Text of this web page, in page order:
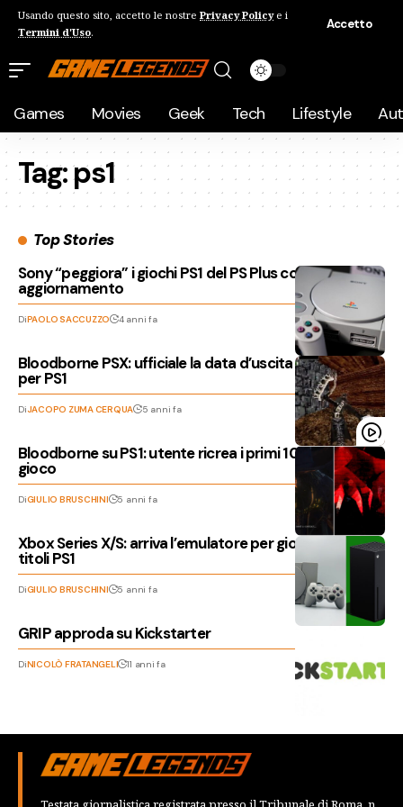
Usando questo sito, accetto le nostre Privacy Policye i
Termini d'Uso.
Accetto
Games Movies Geek Tech Lifestyle
Tag:ps1
Top Stories
Sony “peggiora” i giochi PS1 del PS Plus con un
aggiornamento
DiPAOLO SACCUZZO 4 anni fa
Bloodborne PSX: ufficiale la data d’uscita del demake
per PS1
DiJACOPO ZUMA CERQUA 5 anni fa
Bloodborne su PS1: utente ricrea i primi 10 minuti di
gioco
DiGIULIO BRUSCHINI 5 anni fa
Xbox Series X/S: arriva l’emulatore per giocare in 4K ai
titoli PS1
DiGIULIO BRUSCHINI 5 anni fa
GRIP approda su Kickstarter
DiNICOLÒ FRATANGELI 11 anni fa